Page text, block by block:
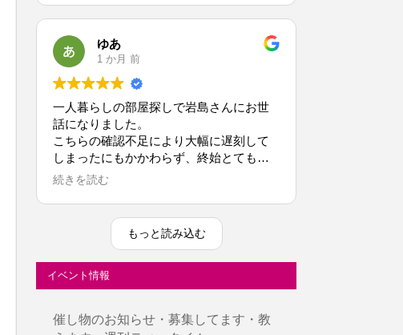
ゆあ
1 か月 前
一人暮らしの部屋探しで岩島さんにお世
話になりました。
こちらの確認不足により大幅に遅刻して
しまったにもかかわらず、終始とても丁
寧に対応していただきました。
かりと考慮したうえで物件をご提案いた
だき、さらに各物件の良い点だけでな
く、気になる点や注意すべき点について
して検討することができました。
今回はさまざまな事情を考慮し、別の場
新浦安への引っ越しを検討する際には、
続きを読む
もっと読み込む
イベント情報
催し物のお知らせ・募集してます・教